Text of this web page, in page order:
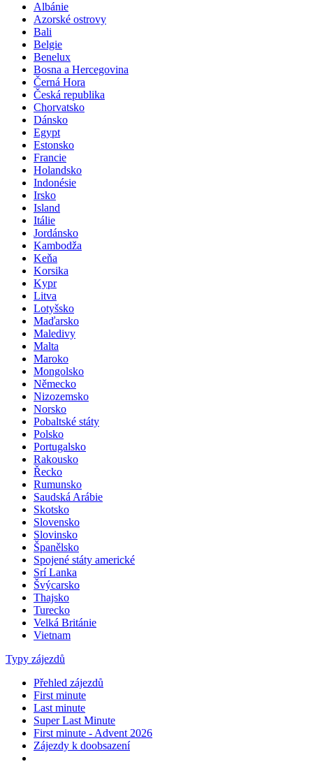
Albánie
Azorské ostrovy
Bali
Belgie
Benelux
Bosna a Hercegovina
Černá Hora
Česká republika
Chorvatsko
Dánsko
Egypt
Estonsko
Francie
Holandsko
Indonésie
Irsko
Island
Itálie
Jordánsko
Kambodža
Keňa
Korsika
Kypr
Litva
Lotyšsko
Maďarsko
Maledivy
Malta
Maroko
Mongolsko
Německo
Nizozemsko
Norsko
Pobaltské státy
Polsko
Portugalsko
Rakousko
Řecko
Rumunsko
Saudská Arábie
Skotsko
Slovensko
Slovinsko
Španělsko
Spojené státy americké
Srí Lanka
Švýcarsko
Thajsko
Turecko
Velká Británie
Vietnam
Typy zájezdů
Přehled zájezdů
First minute
Last minute
Super Last Minute
First minute - Advent 2026
Zájezdy k doobsazení